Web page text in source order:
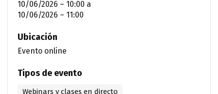
10/06/2026 – 10:00 a
10/06/2026 – 11:00
Ubicación
Evento online
Tipos de evento
Webinars y clases en directo